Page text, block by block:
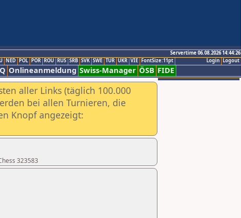
Servertime 06.08.2026 14:44:26
Logout
Login
NED POL POR ROU RUS SRB SVK SWE TUR UKR VIE FontSize:11pt
Onlineanmeldung Swiss-Manager ÖSB FIDE
aller Links (täglich 100.000
bei allen Turnieren, die
Knopf angezeigt:
323583